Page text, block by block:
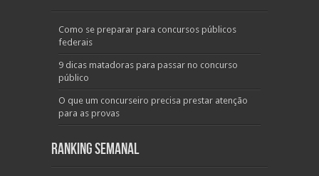
Como se preparar para concursos públicos
federais
9 dicas matadoras para passar no concurso
público
O que um concurseiro precisa prestar atenção
para as provas
Ranking Semanal